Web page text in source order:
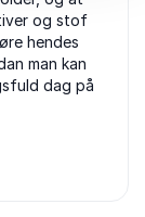
og stof
hendes
man kan
dag på